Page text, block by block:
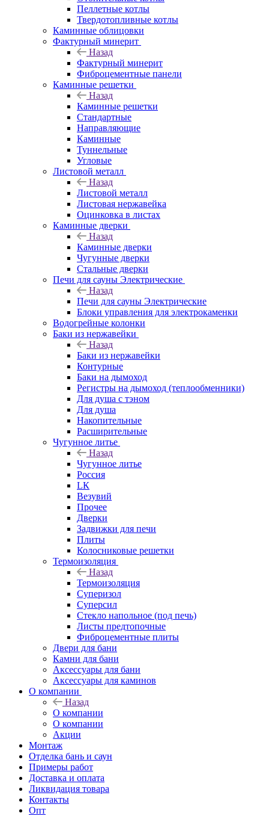
Пеллетные котлы
Твердотопливные котлы
Каминные облицовки
Фактурный минерит
Назад
Фактурный минерит
Фиброцементные панели
Каминные решетки
Назад
Каминные решетки
Стандартные
Направляющие
Каминные
Туннельные
Угловые
Листовой металл
Назад
Листовой металл
Листовая нержавейка
Оцинковка в листах
Каминные дверки
Назад
Каминные дверки
Чугунные дверки
Стальные дверки
Печи для сауны Электрические
Назад
Печи для сауны Электрические
Блоки управления для электрокаменки
Водогрейные колонки
Баки из нержавейки
Назад
Баки из нержавейки
Контурные
Баки на дымоход
Регистры на дымоход (теплообменники)
Для душа с тэном
Для душа
Накопительные
Расширительные
Чугунное литье
Назад
Чугунное литье
Россия
LК
Везувий
Прочее
Дверки
Задвижки для печи
Плиты
Колосниковые решетки
Термоизоляция
Назад
Термоизоляция
Суперизол
Суперсил
Стекло напольное (под печь)
Листы предтопочные
Фиброцементные плиты
Двери для бани
Камни для бани
Аксессуары для бани
Аксессуары для каминов
О компании
Назад
О компании
О компании
Акции
Монтаж
Отделка бань и саун
Примеры работ
Доставка и оплата
Ликвидация товара
Контакты
Опт